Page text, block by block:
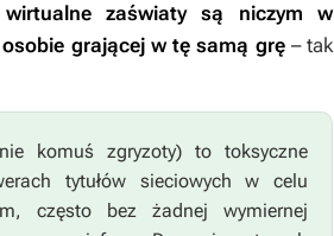
wirtualne zaświaty są niczym w
grającej w tę samą grę – tak
komuś zgryzoty) to toksyczne
tytułów sieciowych w celu
często bez żadnej wymiernej